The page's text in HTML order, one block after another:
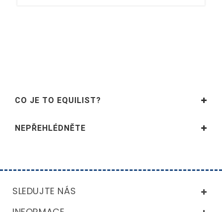
CO JE TO EQUILIST?
NEPŘEHLÉDNĚTE
SLEDUJTE NÁS